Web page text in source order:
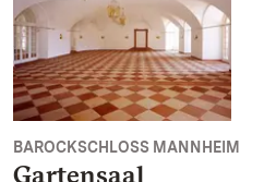
BAROCKSCHLOSS MANNHEIM
Gartensaal